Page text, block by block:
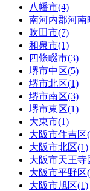
八幡市(4)
南河内郡河南
吹田市(7)
和泉市(1)
四條畷市(3)
堺市中区(5)
堺市北区(1)
堺市南区(3)
堺市東区(1)
大東市(1)
大阪市住吉区
大阪市北区(1)
大阪市天王寺
大阪市平野区
大阪市旭区(1)